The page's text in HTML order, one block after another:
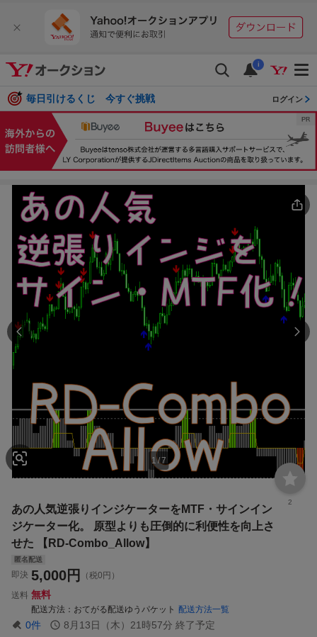
i
毎日引けるくじ 今すぐ挑戦 ログイン
1/7
2
あの人気逆張りインジケーターをMTF・サインイン
ジケーター化。 原型よりも圧倒的に利便性を向上さ
せた 【RD-Combo_Allow】
匿名配送
即決 5,000円
（税0円）
送料 無料
配送方法 おてがる配送ゆうパケット 配送方法一覧
0件 8月13日（木）21時57分 終了予定